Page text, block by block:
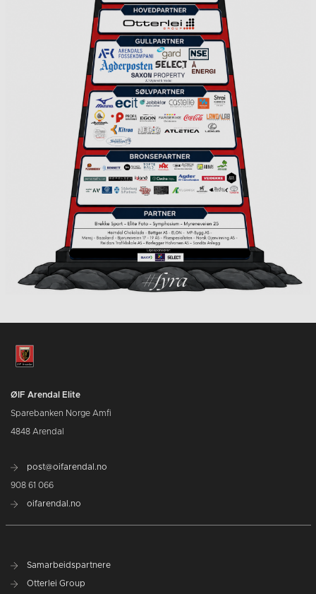
ØIF Arendal Elite
Sparebanken Norge Amfi
4848 Arendal
post@oifarendal.no
908 61 066
oifarendal.no
Samarbeidspartnere
Otterlei Group